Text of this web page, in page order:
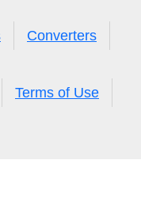
Converters
Terms of Use